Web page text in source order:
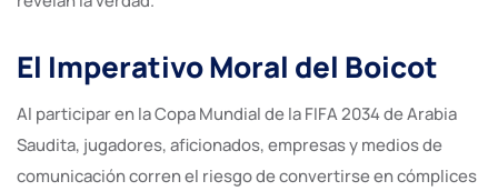
El Imperativo Moral del Boicot
Al participar en la Copa Mundial de la FIFA 2034 de Arabia
Saudita, jugadores, aficionados, empresas y medios de
comunicación corren el riesgo de convertirse en cómplices